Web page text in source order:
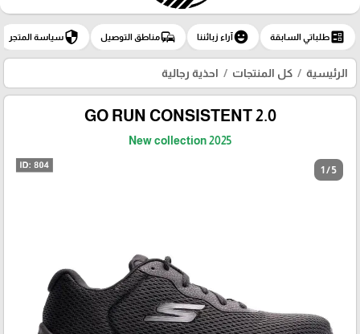
ballotطلباتي السابقة emoji_emotionsآراء زبائننا commuteمناطق التوصيل securityسياسة المتجر
الرئيسية كل المنتجات احذية رجالية
GO RUN CONSISTENT 2.0
New collection 2025
1 / 5